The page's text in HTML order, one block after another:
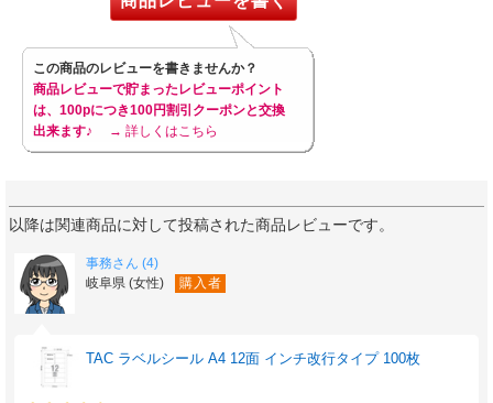
この商品のレビューを書きませんか？
商品レビューで貯まったレビューポイント
は、100pにつき100円割引クーポンと交換
出来ます♪
→ 詳しくはこちら
以降は関連商品に対して投稿された商品レビューです。
事務さん (4)
岐阜県 (女性)
購入者
TAC ラベルシール A4 12面 インチ改行タイプ 100枚